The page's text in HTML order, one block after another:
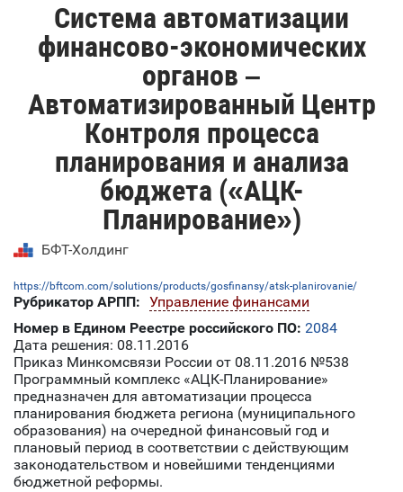
Система автоматизации
финансово-экономических
органов –
Автоматизированный Центр
Контроля процесса
планирования и анализа
бюджета («АЦК-
Планирование»)
БФТ-Холдинг
https://bftcom.com/solutions/products/gosfinansy/atsk-planirovanie/
Рубрикатор АРПП: Управление финансами
Номер в Едином Реестре российского ПО: 2084
Дата решения: 08.11.2016
Приказ Минкомсвязи России от 08.11.2016 №538
Программный комплекс «АЦК-Планирование»
предназначен для автоматизации процесса
планирования бюджета региона (муниципального
образования) на очередной финансовый год и
плановый период в соответствии с действующим
законодательством и новейшими тенденциями
бюджетной реформы.